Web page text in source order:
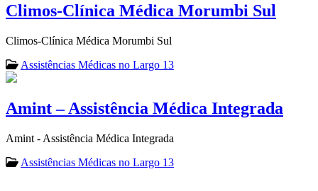
Climos-Clínica Médica Morumbi Sul
Climos-Clínica Médica Morumbi Sul
Assistências Médicas no Largo 13
Amint – Assistência Médica Integrada
Amint - Assistência Médica Integrada
Assistências Médicas no Largo 13